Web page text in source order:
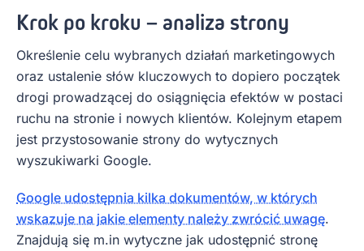
Krok po kroku – analiza strony
Określenie celu wybranych działań marketingowych
oraz ustalenie słów kluczowych to dopiero początek
drogi prowadzącej do osiągnięcia efektów w postaci
ruchu na stronie i nowych klientów. Kolejnym etapem
jest przystosowanie strony do wytycznych
wyszukiwarki Google.
Google udostępnia kilka dokumentów, w których
wskazuje na jakie elementy należy zwrócić uwagę.
Znajdują się m.in wytyczne jak udostępnić stronę